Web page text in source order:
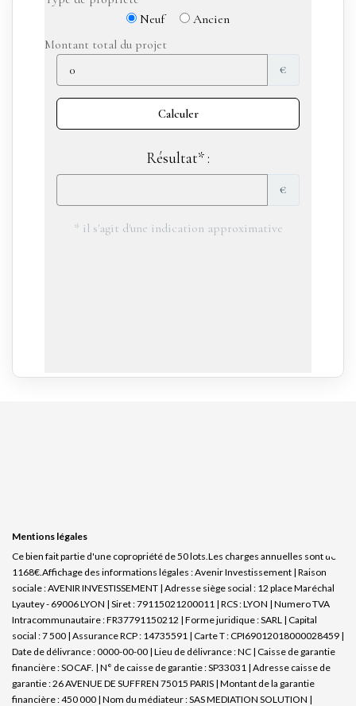
Mentions légales
Ce bien fait partie d'une copropriété de 50 lots.Les charges annuelles sont de
1168€.Affichage des informations légales : Avenir Investissement | Raison
sociale : AVENIR INVESTISSEMENT | Adresse siège social : 12 place Maréchal
Lyautey - 69006 LYON | Siret : 79115021200011 | RCS : LYON | Numero TVA
Intracommunautaire : FR37791150212 | Forme juridique : SARL | Capital
social : 7 500 | Assurance RCP : 14735591 | Carte T : CPI69012018000028459 |
Date de délivrance : 0000-00-00 | Lieu de délivrance : NC | Caisse de garantie
financière : SOCAF. | N° de caisse de garantie : SP33031 | Adresse caisse de
garantie : 26 AVENUE DE SUFFREN 75015 PARIS | Montant de la garantie
financière : 450 000 | Nom du médiateur : SAS MEDIATION SOLUTION |